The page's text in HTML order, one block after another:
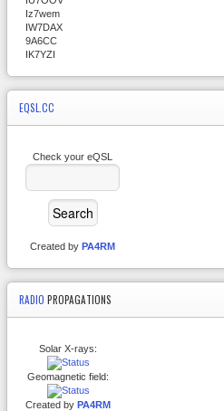
Iz7wem
IW7DAX
9A6CC
IK7YZI
EQSL.CC
Check your eQSL
Created by PA4RM
RADIO PROPAGATIONS
Solar X-rays:
Geomagnetic field:
Created by PA4RM